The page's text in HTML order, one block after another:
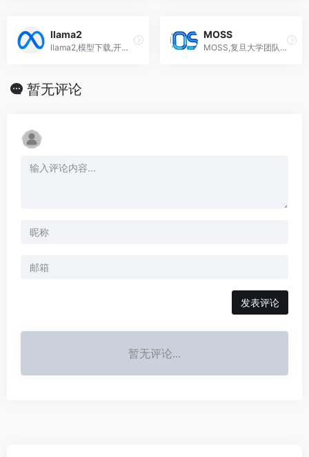
llama2
llama2,模型下载,开源部署教程,中文,论文,Meta发布的大型语言模型
MOSS
MOSS,复旦大学团队开发的对话式大型语言模型
暂无评论
发表评论
暂无评论...